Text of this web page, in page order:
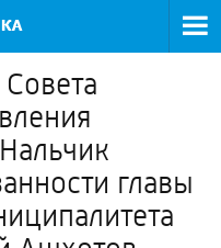
главы